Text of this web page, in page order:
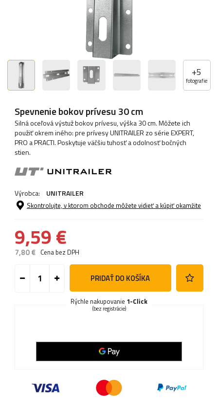
+5
fotografie
Spevnenie bokov prívesu 30 cm
Silná oceľová výstuž bokov prívesu, výška 30 cm. Môžete ich
použiť okrem iného: pre prívesy UNITRAILER zo série EXPERT,
PRO a PRACTI. Poskytuje väčšiu tuhosť a odolnosť bočných
stien.
Výrobca: UNITRAILER
Skontrolujte, v ktorom obchode môžete vidieť a kúpiť okamžite
9,59 €
7,80 € Cena bez DPH
PRIDAŤ DO KOŠÍKA
Rýchle nakupovanie 1-Click
(bez registrácie)